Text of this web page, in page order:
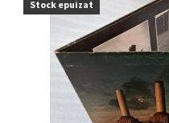
Stock epuizat